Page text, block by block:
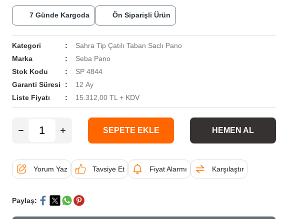
7 Günde Kargoda Ön Siparişli Ürün
Kategori
Sahra Tip Çatılı Taban Saclı Pano
Marka
Seba Pano
Stok Kodu
SP 4844
Garanti Süresi
12 Ay
Liste Fiyatı
15.312,00 TL + KDV
SEPETE EKLE HEMEN AL
Yorum Yaz Tavsiye Et Fiyat Alarmı Karşılaştır
Paylaş: